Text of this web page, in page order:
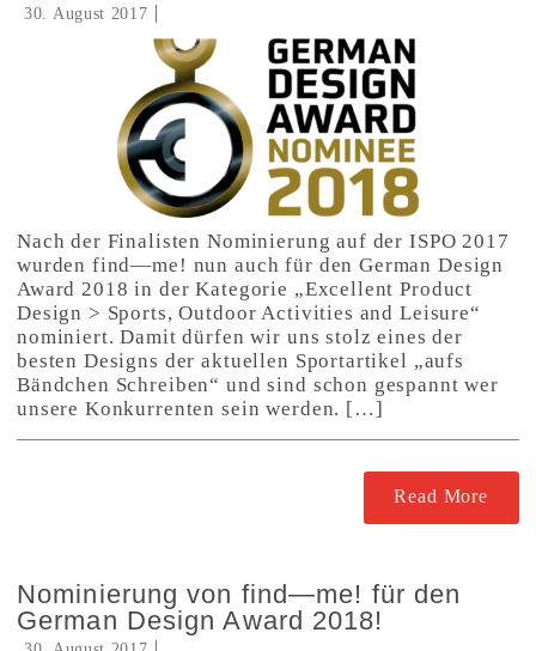
30. August 2017
Nach der Finalisten Nominierung auf der ISPO 2017
wurden find—me! nun auch für den German Design
Award 2018 in der Kategorie „Excellent Product
Design > Sports, Outdoor Activities and Leisure“
nominiert. Damit dürfen wir uns stolz eines der
besten Designs der aktuellen Sportartikel „aufs
Bändchen Schreiben“ und sind schon gespannt wer
unsere Konkurrenten sein werden. […]
Read More
Nominierung von find—me! für den
German Design Award 2018!